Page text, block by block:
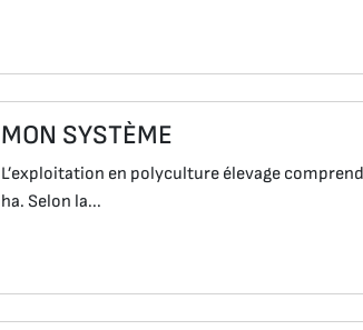
MON SYSTÈME
L’exploitation en polyculture élevage
ha. Selon la...